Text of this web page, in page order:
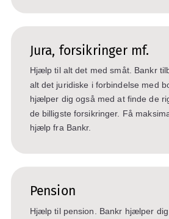
Jura, forsikringer mf.
Hjælp til alt det med småt. Bankr
alt det juridiske i forbindelse med
hjælper dig også med at finde de
de billigste forsikringer. Få
hjælp fra Bankr.
Pension
Hjælp til pension. Bankr hjælper